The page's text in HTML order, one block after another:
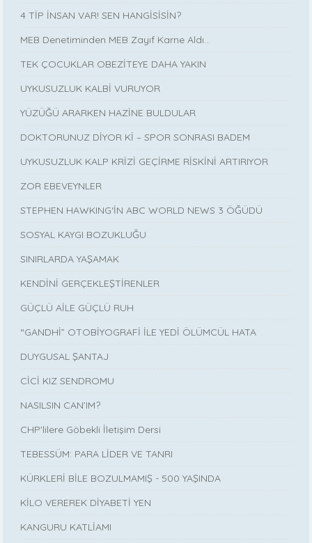
4 TİP İNSAN VAR! SEN HANGİSİSİN?
MEB Denetiminden MEB Zayıf Karne Aldı…
TEK ÇOCUKLAR OBEZİTEYE DAHA YAKIN
UYKUSUZLUK KALBİ VURUYOR
YÜZÜĞÜ ARARKEN HAZİNE BULDULAR
DOKTORUNUZ DİYOR Kİ – SPOR SONRASI BADEM
UYKUSUZLUK KALP KRİZİ GEÇİRME RİSKİNİ ARTIRIYOR
ZOR EBEVEYNLER
STEPHEN HAWKING‘İN ABC WORLD NEWS 3 ÖĞÜDÜ
SOSYAL KAYGI BOZUKLUĞU
SINIRLARDA YAŞAMAK
KENDİNİ GERÇEKLEŞTİRENLER
GÜÇLÜ AİLE GÜÇLÜ RUH
“GANDHİ” OTOBİYOGRAFİ İLE YEDİ ÖLÜMCÜL HATA
DUYGUSAL ŞANTAJ
CİCİ KIZ SENDROMU
NASILSIN CAN’IM?
CHP'lilere Göbekli İletişim Dersi
TEBESSÜM: PARA LİDER VE TANRI
KÜRKLERİ BİLE BOZULMAMIŞ - 500 YAŞINDA
KİLO VEREREK DİYABETİ YEN
KANGURU KATLİAMI